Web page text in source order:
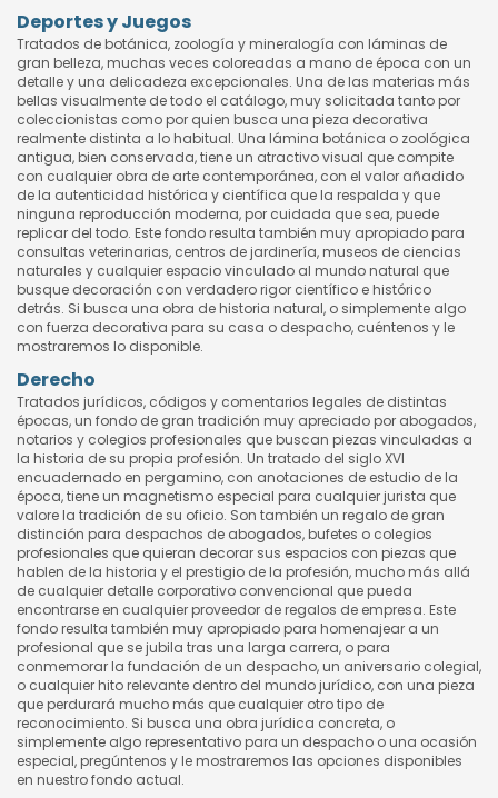
Deportes y Juegos
Tratados de botánica, zoología y mineralogía con láminas de
gran belleza, muchas veces coloreadas a mano de época con un
detalle y una delicadeza excepcionales. Una de las materias más
bellas visualmente de todo el catálogo, muy solicitada tanto por
coleccionistas como por quien busca una pieza decorativa
realmente distinta a lo habitual. Una lámina botánica o zoológica
antigua, bien conservada, tiene un atractivo visual que compite
con cualquier obra de arte contemporánea, con el valor añadido
de la autenticidad histórica y científica que la respalda y que
ninguna reproducción moderna, por cuidada que sea, puede
replicar del todo. Este fondo resulta también muy apropiado para
consultas veterinarias, centros de jardinería, museos de ciencias
naturales y cualquier espacio vinculado al mundo natural que
busque decoración con verdadero rigor científico e histórico
detrás. Si busca una obra de historia natural, o simplemente algo
con fuerza decorativa para su casa o despacho, cuéntenos y le
mostraremos lo disponible.
Derecho
Tratados jurídicos, códigos y comentarios legales de distintas
épocas, un fondo de gran tradición muy apreciado por abogados,
notarios y colegios profesionales que buscan piezas vinculadas a
la historia de su propia profesión. Un tratado del siglo XVI
encuadernado en pergamino, con anotaciones de estudio de la
época, tiene un magnetismo especial para cualquier jurista que
valore la tradición de su oficio. Son también un regalo de gran
distinción para despachos de abogados, bufetes o colegios
profesionales que quieran decorar sus espacios con piezas que
hablen de la historia y el prestigio de la profesión, mucho más allá
de cualquier detalle corporativo convencional que pueda
encontrarse en cualquier proveedor de regalos de empresa. Este
fondo resulta también muy apropiado para homenajear a un
profesional que se jubila tras una larga carrera, o para
conmemorar la fundación de un despacho, un aniversario colegial,
o cualquier hito relevante dentro del mundo jurídico, con una pieza
que perdurará mucho más que cualquier otro tipo de
reconocimiento. Si busca una obra jurídica concreta, o
simplemente algo representativo para un despacho o una ocasión
especial, pregúntenos y le mostraremos las opciones disponibles
en nuestro fondo actual.